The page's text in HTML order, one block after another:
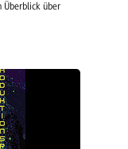
Überblick über